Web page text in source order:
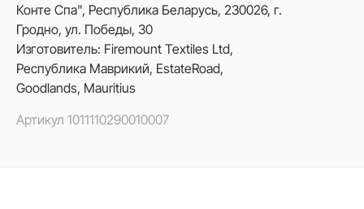
Конте Спа", Республика Беларусь, 230026, г.
Гродно, ул. Победы, 30
Изготовитель: Firemount Textiles Ltd,
Республика Маврикий, EstateRoad,
Goodlands, Mauritius
Артикул 1011110290010007